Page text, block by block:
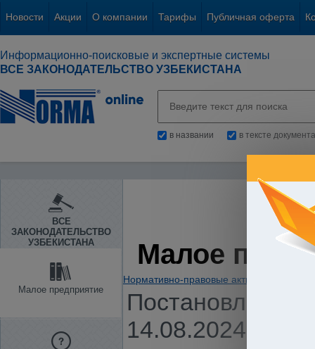
Новости Акции О компании Тарифы Публичная оферта
Информационно-поисковые и экспертные системы
ВСЕ ЗАКОНОДАТЕЛЬСТВО УЗБЕКИСТАНА
в названии в тексте документа
ВСЕ
ЗАКОНОДАТЕЛЬСТВО
УЗБЕКИСТАНА
Малое предприятие
Малое
Нормативно-правовые акты
Постановление
14.08.2024 г. N